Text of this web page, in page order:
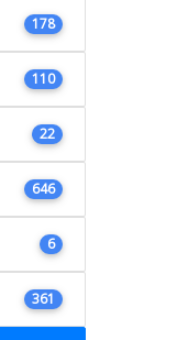
178
110
22
646
6
361